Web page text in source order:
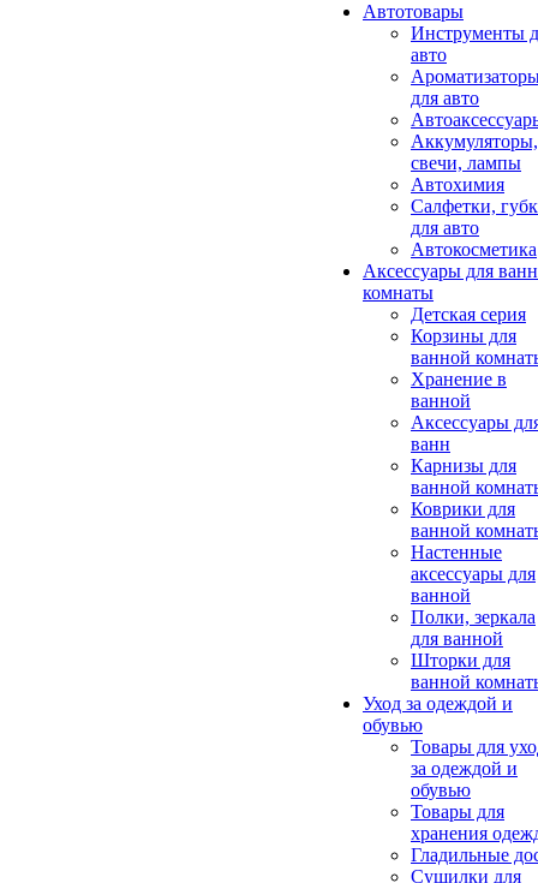
Автотовары
Инструменты
авто
для авто
Аккумуляторы,
свечи, лампы
Автохимия
Салфетки,
для авто
Автокосметика
Аксессуары для
комнаты
Детская серия
Корзины для
ванной
Хранение в
ванной
Аксессуары
ванн
Карнизы для
ванной
Коврики для
ванной
Настенные
аксессуары для
ванной
Полки, зеркала
для ванной
Шторки для
ванной
Уход за одеждой и
обувью
Товары для
за одеждой и
обувью
Товары для
хранения
Гладильные
Сушилки для